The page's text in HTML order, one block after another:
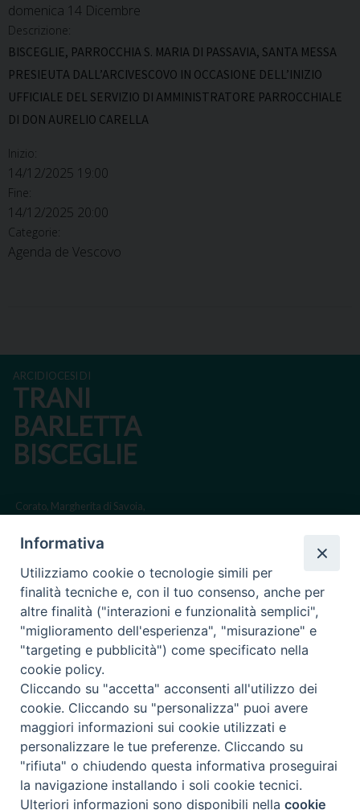
domenica 14 Dicembre
Descrizione:
BISCEGLIE, PARROCCHIA S. MARIA DI PASSAVIA, SANTA MESSA
PRESIEUTA DALL’ARCIVESCOVO IN OCCASIONE DELL’INIZIO
UFFICIALE DEL SERVIZIO DI AMMINISTRATORE PARROCCHIALE
DI DON AURELIO CARELLA
Inizio:
14/12/2025 19:00
Fine:
14/12/2025 20:00
Categorie:
Agenda de Vescovo
ARCIDIOCESI DI
TRANI
BARLETTA
BISCEGLIE
Corato, Margherita di Savoia,
Regione ecclesiastica Puglia
Via Beltrani, 9
76125 Trani BT
Centralino Tel. 0883 494211
Cancelleria Tel. 0883 494204
cancelleria@arcidiocesitrani.it
Copyright © Arcidiocesi di Trani Barletta Bisceglie
Riproduzione dei contenuti solo con permesso. Tutti i diritti sono
riservati -Informativa sulla Privacy
Informativa
Utilizziamo cookie o tecnologie simili per
finalità tecniche e, con il tuo consenso, anche per
altre finalità ("interazioni e funzionalità semplici",
"miglioramento dell'esperienza", "misurazione" e
"targeting e pubblicità") come specificato nella
cookie policy.
Cliccando su "accetta" acconsenti all'utilizzo dei
cookie. Cliccando su "personalizza" puoi avere
maggiori informazioni sui cookie utilizzati e
personalizzare le tue preferenze. Cliccando su
"rifiuta" o chiudendo questa informativa proseguirai
la navigazione installando i soli cookie tecnici.
Ulteriori informazioni sono disponibili nellacookie